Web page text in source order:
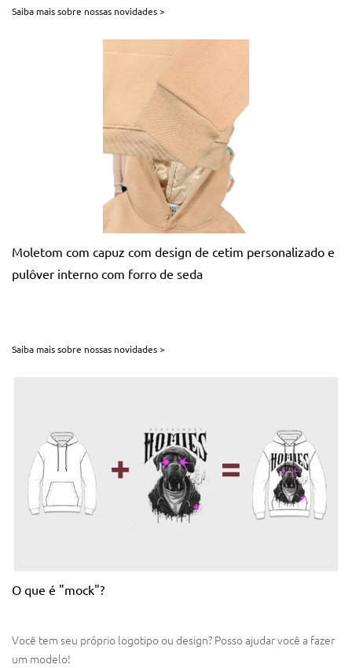
Saiba mais sobre nossas novidades >
Moletom com capuz com design de cetim personalizado e
pulôver interno com forro de seda
Saiba mais sobre nossas novidades >
O que é "mock"?
Você tem seu próprio logotipo ou design? Posso ajudar você a fazer
um modelo!